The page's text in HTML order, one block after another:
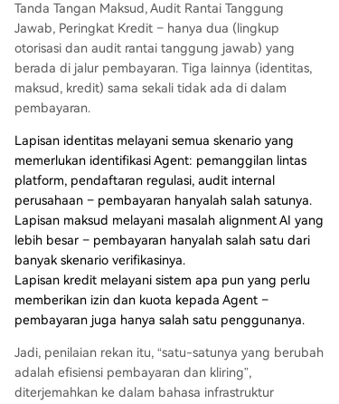
Tanda Tangan Maksud, Audit Rantai Tanggung
Jawab, Peringkat Kredit – hanya dua (lingkup
otorisasi dan audit rantai tanggung jawab) yang
berada di jalur pembayaran. Tiga lainnya (identitas,
maksud, kredit) sama sekali tidak ada di dalam
pembayaran.
Lapisan identitas melayani semua skenario yang
memerlukan identifikasi Agent: pemanggilan lintas
platform, pendaftaran regulasi, audit internal
perusahaan – pembayaran hanyalah salah satunya.
Lapisan maksud melayani masalah alignment AI yang
lebih besar – pembayaran hanyalah salah satu dari
banyak skenario verifikasinya.
Lapisan kredit melayani sistem apa pun yang perlu
memberikan izin dan kuota kepada Agent –
pembayaran juga hanya salah satu penggunanya.
Jadi, penilaian rekan itu, “satu-satunya yang berubah
adalah efisiensi pembayaran dan kliring”,
diterjemahkan ke dalam bahasa infrastruktur